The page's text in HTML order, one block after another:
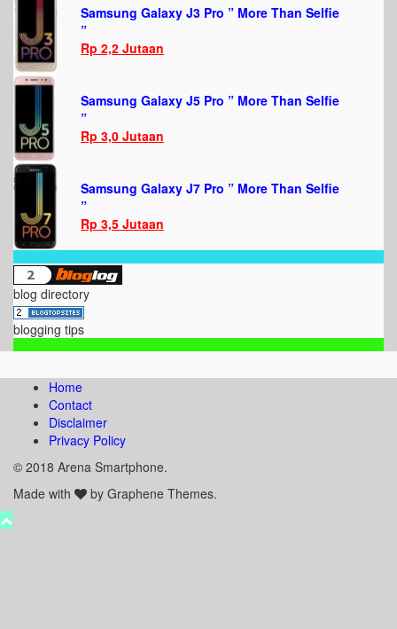
Samsung Galaxy J3 Pro ” More Than Selfie
”
Rp 2,2 Jutaan
Samsung Galaxy J5 Pro ” More Than Selfie
”
Rp 3,0 Jutaan
Samsung Galaxy J7 Pro ” More Than Selfie
”
Rp 3,5 Jutaan
blog directory
blogging tips
Home
Contact
Disclaimer
Privacy Policy
© 2018 Arena Smartphone.
Made with
by Graphene Themes.